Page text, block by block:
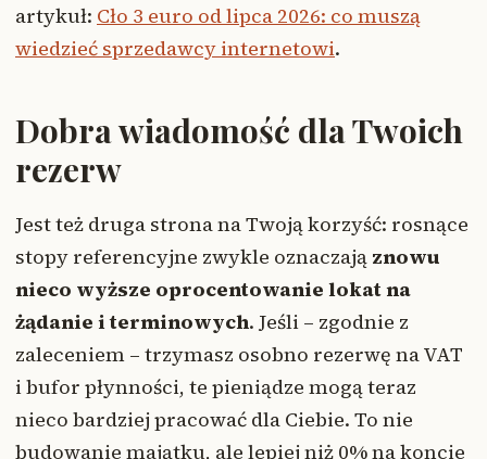
artykuł: Cło 3 euro od lipca 2026: co muszą
wiedzieć sprzedawcy internetowi.
Dobra wiadomość dla Twoich
rezerw
Jest też druga strona na Twoją korzyść: rosnące
stopy referencyjne zwykle oznaczają znowu
nieco wyższe oprocentowanie lokat na
żądanie i terminowych. Jeśli – zgodnie z
zaleceniem – trzymasz osobno rezerwę na VAT
i bufor płynności, te pieniądze mogą teraz
nieco bardziej pracować dla Ciebie. To nie
budowanie majątku, ale lepiej niż 0% na koncie